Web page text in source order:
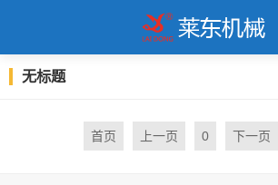
无标题
首页 上一页 0 下一页